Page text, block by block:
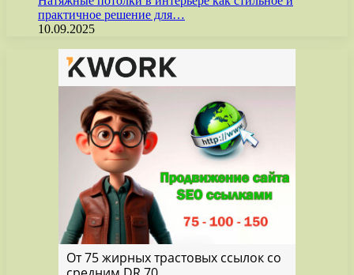
практичное решение для…
10.09.2025